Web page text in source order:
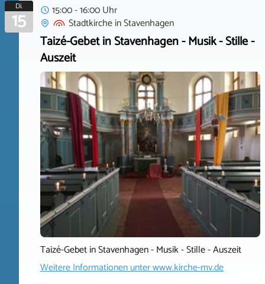
Di.
15
15:00 - 16:00 Uhr
StadtkircheinStavenhagen
Taizé-Gebet in Stavenhagen - Musik - Stille -
Auszeit
Taizé-Gebet in Stavenhagen - Musik - Stille - Auszeit
Weitere Informationen unterwww.kirche-mv.de